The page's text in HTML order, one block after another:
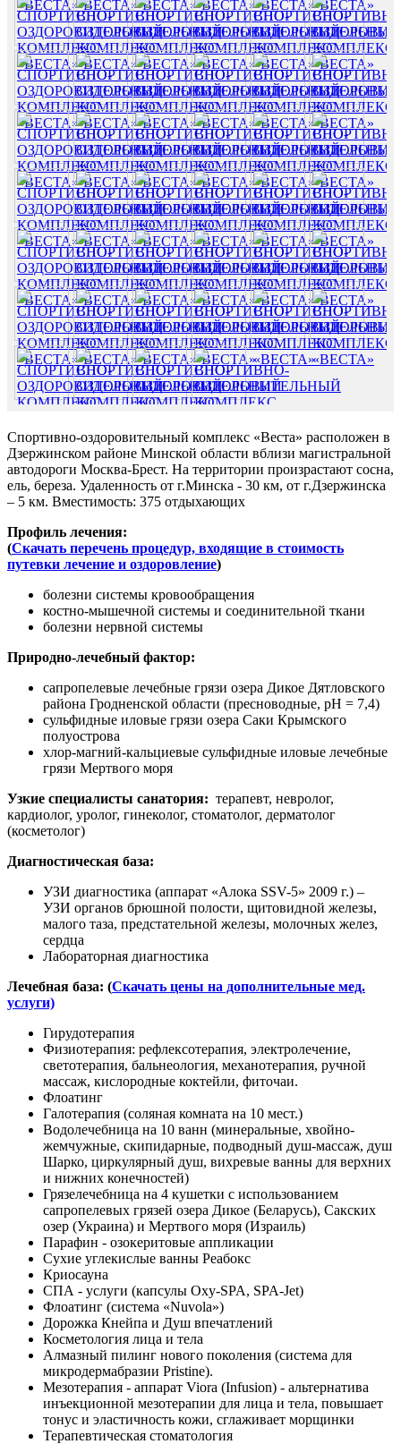
Спортивно-оздоровительный комплекс «Веста» расположен в
Дзержинском районе Минской области вблизи магистральной
автодороги Москва-Брест. На территории произрастают сосна,
ель, береза. Удаленность от г.Минска - 30 км, от г.Дзержинска
– 5 км. Вместимость: 375 отдыхающих
Профиль лечения:
(Скачать перечень процедур, входящие в стоимость
путевки лечение и оздоровление)
болезни системы кровообращения
костно-мышечной системы и соединительной ткани
болезни нервной системы
Природно-лечебный фактор:
сапропелевые лечебные грязи озера Дикое Дятловского
района Гродненской области (пресноводные, pH = 7,4)
сульфидные иловые грязи озера Саки Крымского
полуострова
хлор-магний-кальциевые сульфидные иловые лечебные
грязи Мертвого моря
Узкие специалисты санатория: терапевт, невролог,
кардиолог, уролог, гинеколог, стоматолог, дерматолог
(косметолог)
Диагностическая база:
УЗИ диагностика (аппарат «Алока SSV-5» 2009 г.) –
УЗИ органов брюшной полости, щитовидной железы,
малого таза, предстательной железы, молочных желез,
сердца
Лабораторная диагностика
Лечебная база: (Скачать цены на дополнительные мед.
услуги)
Гирудотерапия
Физиотерапия: рефлексотерапия, электролечение,
светотерапия, бальнеология, механотерапия, ручной
массаж, кислородные коктейли, фиточаи.
Флоатинг
Галотерапия (соляная комната на 10 мест.)
Водолечебница на 10 ванн (минеральные, хвойно-
жемчужные, скипидарные, подводный душ-массаж, душ
Шарко, циркулярный душ, вихревые ванны для верхних
и нижних конечностей)
Грязелечебница на 4 кушетки с использованием
сапропелевых грязей озера Дикое (Беларусь), Сакских
озер (Украина) и Мертвого моря (Израиль)
Парафин - озокеритовые аппликации
Сухие углекислые ванны Реабокс
Криосауна
СПА - услуги (капсулы Oxy-SPA, SPA-Jet)
Флоатинг (система «Nuvola»)
Дорожка Кнейпа и Душ впечатлений
Косметология лица и тела
Алмазный пилинг нового поколения (система для
микродермабразии Pristine).
Мезотерапия - аппарат Viora (Infusion) - альтернатива
инъекционной мезотерапии для лица и тела, повышает
тонус и эластичность кожи, сглаживает морщинки
Терапевтическая стоматология